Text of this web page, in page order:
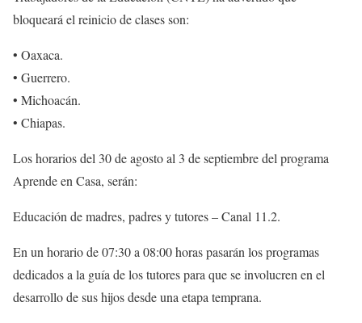
bloqueará el reinicio de clases son:
• Oaxaca.
• Guerrero.
• Michoacán.
• Chiapas.
Los horarios del 30 de agosto al 3 de septiembre del programa
Aprende en Casa, serán:
Educación de madres, padres y tutores – Canal 11.2.
En un horario de 07:30 a 08:00 horas pasarán los programas
dedicados a la guía de los tutores para que se involucren en el
desarrollo de sus hijos desde una etapa temprana.